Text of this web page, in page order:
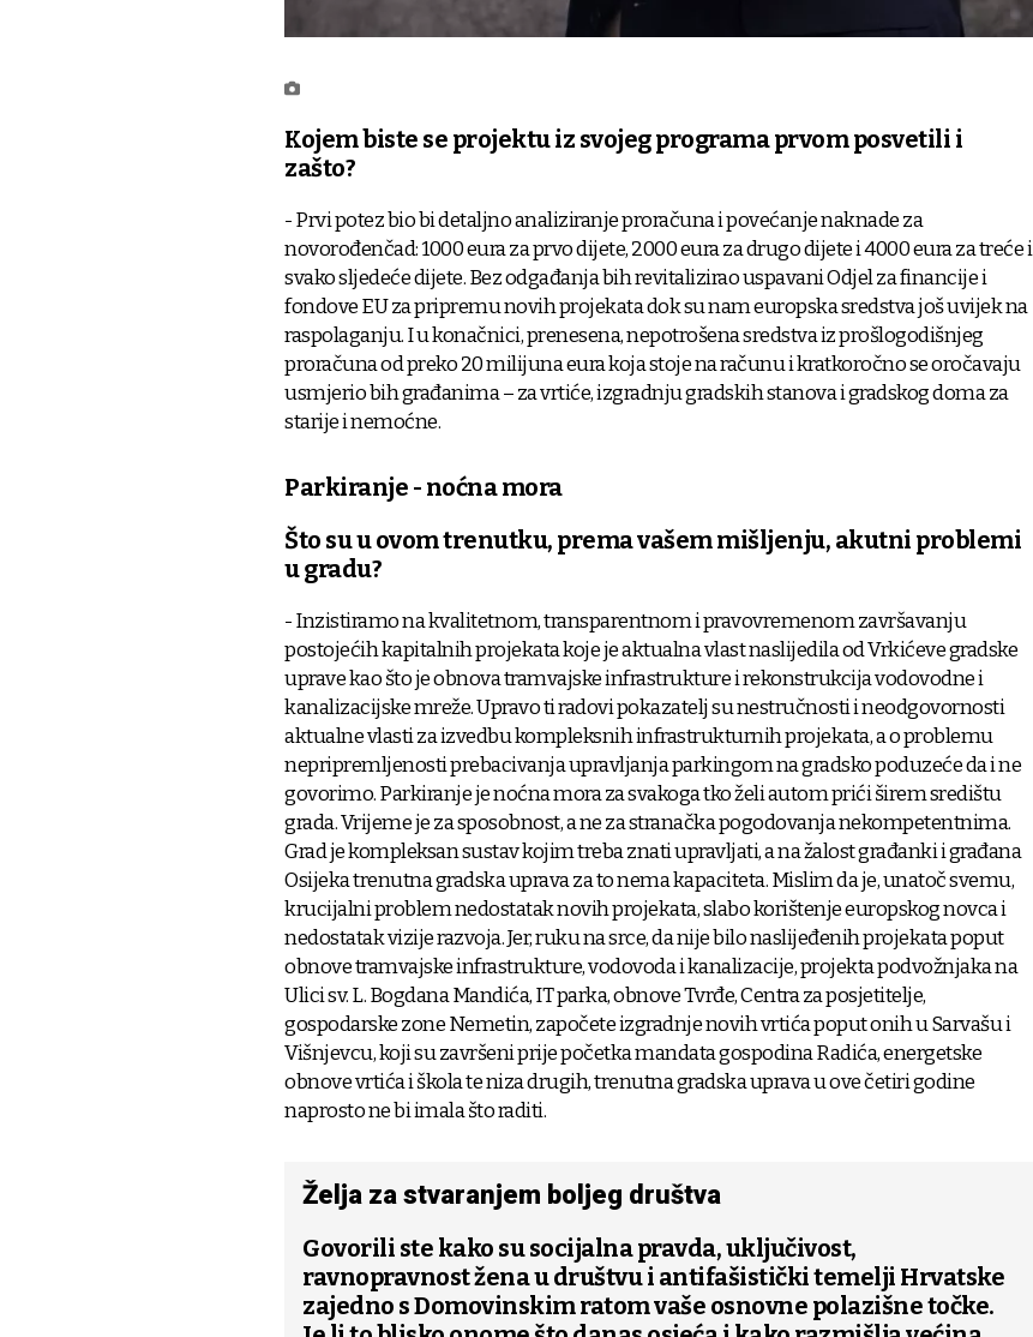
Kojem biste se projektu iz svojeg programa prvom posvetili i
zašto?
- Prvi potez bio bi detaljno analiziranje proračuna i povećanje naknade za
novorođenčad: 1000 eura za prvo dijete, 2000 eura za drugo dijete i 4000 eura za treće i
svako sljedeće dijete. Bez odgađanja bih revitalizirao uspavani Odjel za financije i
fondove EU za pripremu novih projekata dok su nam europska sredstva još uvijek na
raspolaganju. I u konačnici, prenesena, nepotrošena sredstva iz prošlogodišnjeg
proračuna od preko 20 milijuna eura koja stoje na računu i kratkoročno se oročavaju
usmjerio bih građanima – za vrtiće, izgradnju gradskih stanova i gradskog doma za
starije i nemoćne.
Parkiranje - noćna mora
Što su u ovom trenutku, prema vašem mišljenju, akutni problemi
u gradu?
- Inzistiramo na kvalitetnom, transparentnom i pravovremenom završavanju
postojećih kapitalnih projekata koje je aktualna vlast naslijedila od Vrkićeve gradske
uprave kao što je obnova tramvajske infrastrukture i rekonstrukcija vodovodne i
kanalizacijske mreže. Upravo ti radovi pokazatelj su nestručnosti i neodgovornosti
aktualne vlasti za izvedbu kompleksnih infrastrukturnih projekata, a o problemu
nepripremljenosti prebacivanja upravljanja parkingom na gradsko poduzeće da i ne
govorimo. Parkiranje je noćna mora za svakoga tko želi autom prići širem središtu
grada. Vrijeme je za sposobnost, a ne za stranačka pogodovanja nekompetentnima.
Grad je kompleksan sustav kojim treba znati upravljati, a na žalost građanki i građana
Osijeka trenutna gradska uprava za to nema kapaciteta. Mislim da je, unatoč svemu,
krucijalni problem nedostatak novih projekata, slabo korištenje europskog novca i
nedostatak vizije razvoja. Jer, ruku na srce, da nije bilo naslijeđenih projekata poput
obnove tramvajske infrastrukture, vodovoda i kanalizacije, projekta podvožnjaka na
Ulici sv. L. Bogdana Mandića, IT parka, obnove Tvrđe, Centra za posjetitelje,
gospodarske zone Nemetin, započete izgradnje novih vrtića poput onih u Sarvašu i
Višnjevcu, koji su završeni prije početka mandata gospodina Radića, energetske
obnove vrtića i škola te niza drugih, trenutna gradska uprava u ove četiri godine
naprosto ne bi imala što raditi.
Želja za stvaranjem boljeg društva
Govorili ste kako su socijalna pravda, uključivost,
ravnopravnost žena u društvu i antifašistički temelji Hrvatske
zajedno s Domovinskim ratom vaše osnovne polazišne točke.